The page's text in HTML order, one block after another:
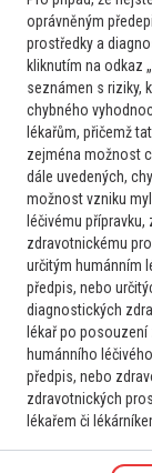
Gynekolog
Trombóza a
eHRT u
Dobrý den,
nasadit
ročník 1973 s
trombózu
jednou po op...
3
Na
oprávněným
prostředky a
kliknutím na odkaz
seznámen s riziky,
chybného
lékařům, přičemž
zejména možnost
dále uvedených,
možnost vzniku
léčivému
zdravotnickému
určitým humánním
předpis, nebo
diagnostických
lékař po
humánního
předpis, nebo
zdravotnických
lékařem či